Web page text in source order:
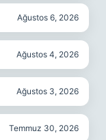
Ağustos 6, 2026
Ağustos 4, 2026
Ağustos 3, 2026
Temmuz 30, 2026